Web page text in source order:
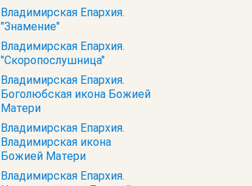
Владимирская Епархия.
"Знамение"
Владимирская Епархия.
"Скоропослушница"
Владимирская Епархия.
Боголюбская икона Божией
Матери
Владимирская Епархия.
Владимирская икона
Божией Матери
Владимирская Епархия.